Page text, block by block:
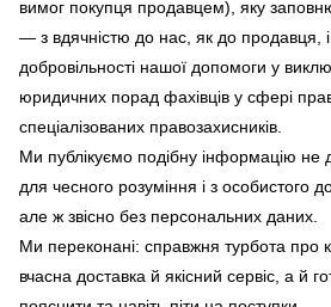
вимог покупця продавцем), яку
— з вдячністю до нас, як до продавця,
добровільності нашої допомоги у
юридичних порад фахівців у сфері
спеціалізованих правозахисників.
Ми публікуємо подібну інформацію
для чесного розуміння і з особистого
але ж звісно без персональних даних.
Ми переконані: справжня турбота про
вчасна доставка й якісний сервіс, а й